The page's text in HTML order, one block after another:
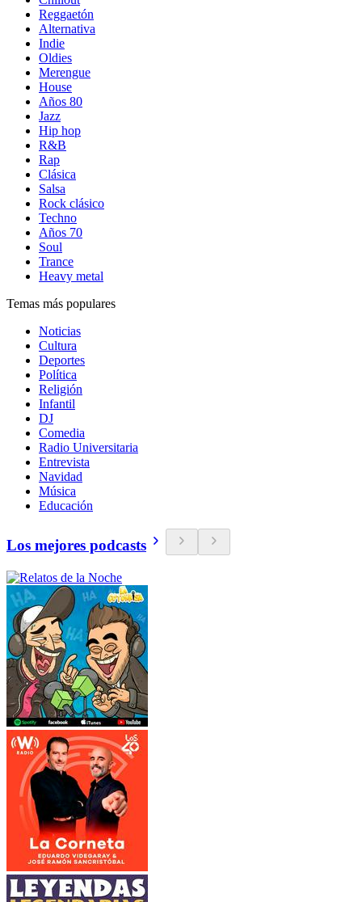
Reggaetón
Alternativa
Indie
Oldies
Merengue
House
Años 80
Jazz
Hip hop
R&B
Rap
Clásica
Salsa
Rock clásico
Techno
Años 70
Soul
Trance
Heavy metal
Temas más populares
Noticias
Cultura
Deportes
Política
Religión
Infantil
DJ
Comedia
Radio Universitaria
Entrevista
Navidad
Música
Educación
Los mejores podcasts